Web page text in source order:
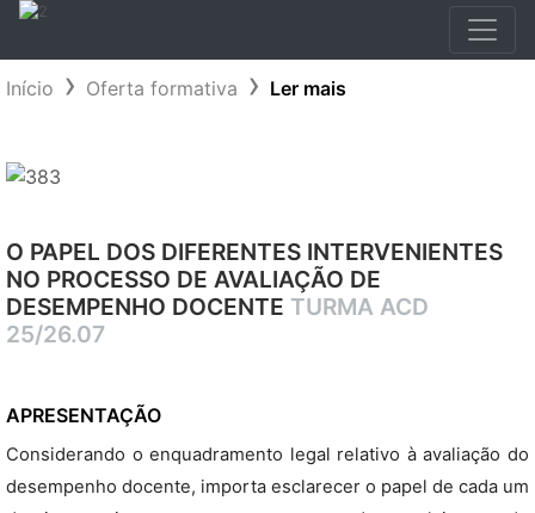
Início Oferta formativa Ler mais
O PAPEL DOS DIFERENTES INTERVENIENTES
NO PROCESSO DE AVALIAÇÃO DE
DESEMPENHO DOCENTE TURMA ACD
25/26.07
APRESENTAÇÃO
Considerando o enquadramento legal relativo à avaliação do
desempenho docente, importa esclarecer o papel de cada um